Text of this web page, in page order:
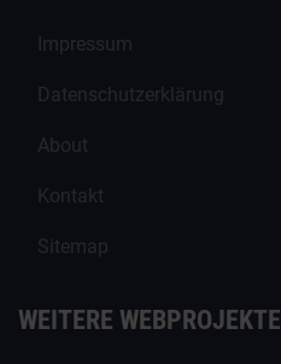
Impressum
Datenschutzerklärung
About
Kontakt
Sitemap
WEITERE WEBPROJEKTE